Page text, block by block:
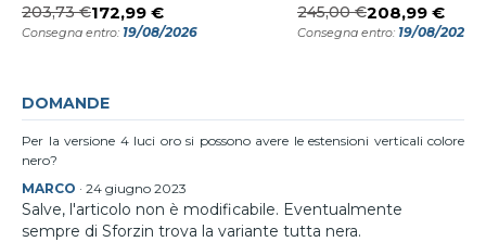
203,73 €172,99 €
Consegna entro: 19/08/2026
245,00 €208,99 €
Consegna entro: 19/08/2026
DOMANDE
Per la versione 4 luci oro si possono avere le estensioni verticali colore
nero?
MARCO · 24 giugno 2023
Salve, l'articolo non è modificabile. Eventualmente
sempre di Sforzin trova la variante tutta nera.